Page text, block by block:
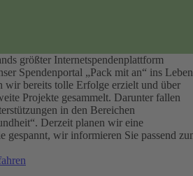
größter Internetspendenplattform
Spendenportal „Pack mit an“ ins Leben
wir bereits tolle Erfolge erzielt und über
Projekte gesammelt. Darunter fallen
in den Bereichen
Derzeit planen wir eine
gespannt, wir informieren Sie passend